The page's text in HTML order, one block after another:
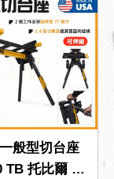
般型切台座
TB 托比爾 TO